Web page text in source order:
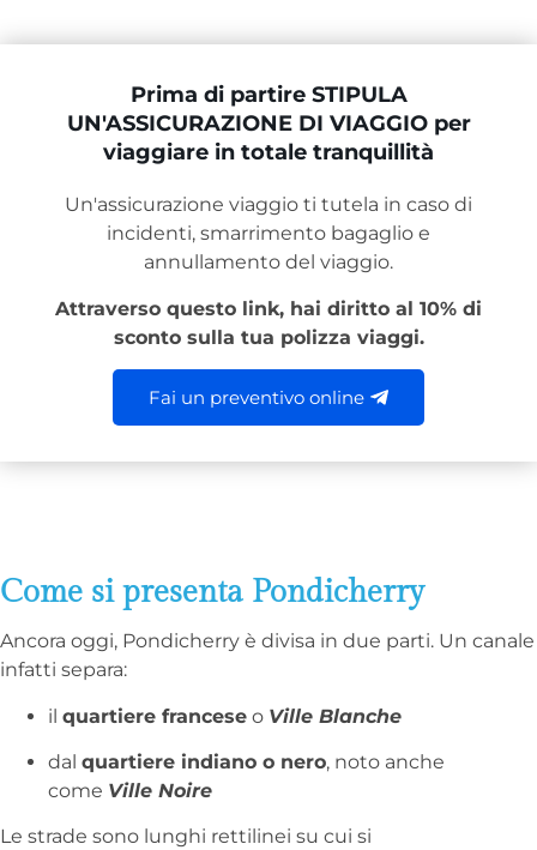
Prima di partire STIPULA
UN'ASSICURAZIONE DI VIAGGIO per
viaggiare in totale tranquillità
Un'assicurazione viaggio ti tutela in caso di
incidenti, smarrimento bagaglio e
annullamento del viaggio.
Attraverso questo link, hai diritto al 10% di
sconto sulla tua polizza viaggi.
Fai un preventivo online
Come si presenta Pondicherry
Ancora oggi, Pondicherry è divisa in due parti. Un canale
infatti separa:
il quartiere francese o Ville Blanche
dal quartiere indiano o nero, noto anche
come Ville Noire
Le strade sono lunghi rettilinei su cui si